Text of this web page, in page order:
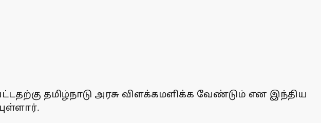
தமிழ்நாடு அரசு விளக்கமளிக்க வேண்டும் என இந்திய